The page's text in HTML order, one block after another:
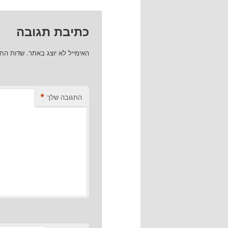
כתיבת תגובה
האימייל לא יוצג באתר. שדות
התגובה שלך *